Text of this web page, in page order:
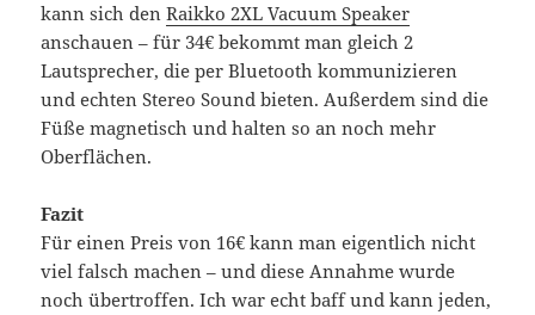
kann sich denRaikko 2XL Vacuum Speaker
anschauen – für 34€ bekommt man gleich 2
Lautsprecher, die per Bluetooth kommunizieren
und echten Stereo Sound bieten. Außerdem sind die
Füße magnetisch und halten so an noch mehr
Oberflächen.
Fazit
Für einen Preis von 16€ kann man eigentlich nicht
viel falsch machen – und diese Annahme wurde
noch übertroffen. Ich war echt baff und kann jeden,